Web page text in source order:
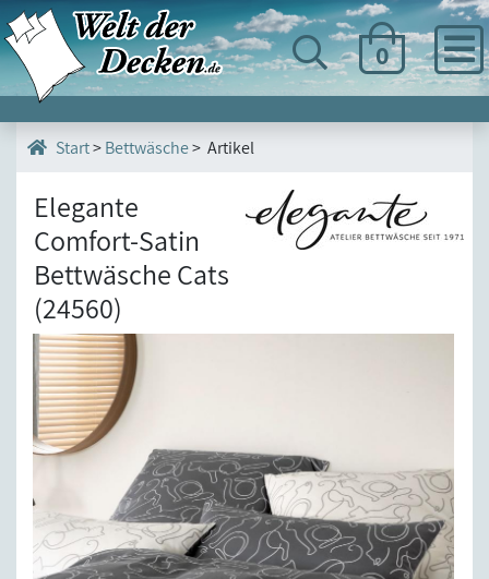
0
Start>Bettwäsche> Artikel
Elegante
Comfort-Satin
Bettwäsche Cats
(24560)